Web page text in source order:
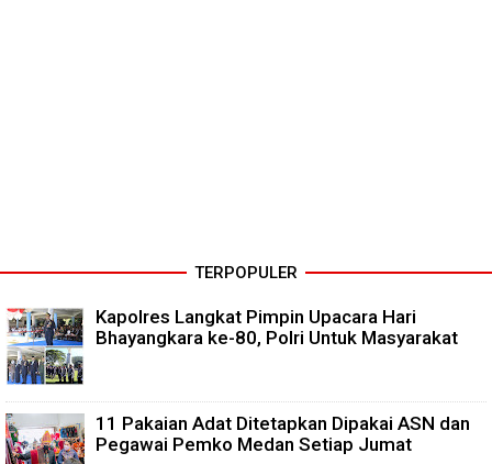
TERPOPULER
Kapolres Langkat Pimpin Upacara Hari
Bhayangkara ke-80, Polri Untuk Masyarakat
11 Pakaian Adat Ditetapkan Dipakai ASN dan
Pegawai Pemko Medan Setiap Jumat